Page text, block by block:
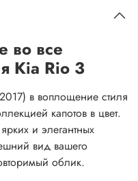
во все
Kia Rio 3
в воплощение стиля
капотов в цвет.
и элегантных
вид вашего
облик.